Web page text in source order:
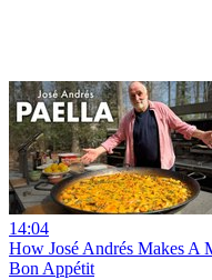
14:04
How José Andrés Makes A
Bon Appétit